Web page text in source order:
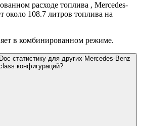
расходе топлива , Mercedes-
около 108.7 литров топлива на
в комбинированном режиме.
статистику для других Mercedes-Benz
конфигураций?